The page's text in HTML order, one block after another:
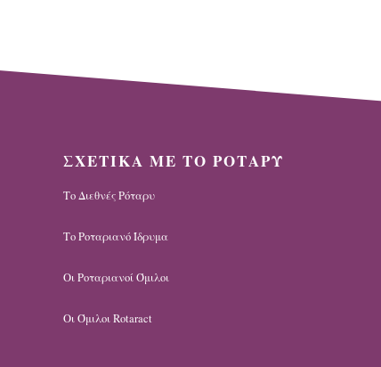
ΣΧΕΤΙΚΑ ΜΕ ΤΟ ΡΟΤΑΡΥ
Το Διεθνές Ρόταρυ
Το Ροταριανό Ίδρυμα
Οι Ροταριανοί Όμιλοι
Οι Όμιλοι Rotaract